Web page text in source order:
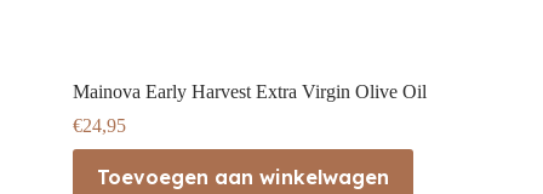
Mainova Early Harvest Extra Virgin Olive Oil
€24,95
Toevoegen aan winkelwagen